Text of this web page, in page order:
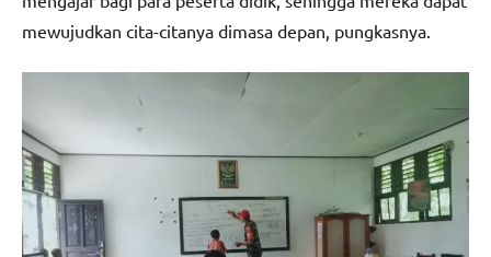
mewujudkan cita-citanya dimasa depan, pungkasnya.